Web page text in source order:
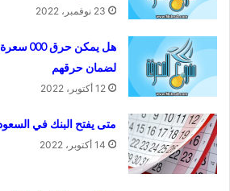
23 نوفمبر، 2022
هل يمكن
لضمان حرقهم
12 أكتوبر، 2022
متى يفتح البنك في
14 أكتوبر، 2022